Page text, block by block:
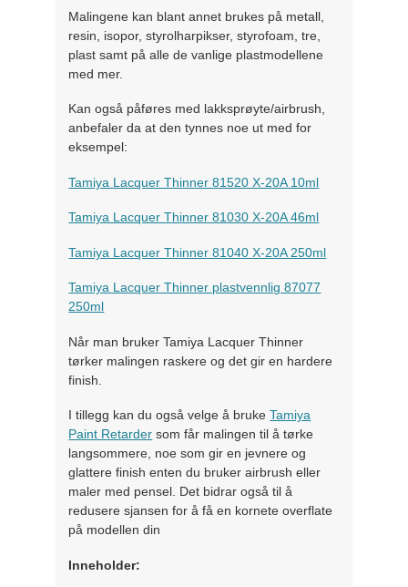
Malingene kan blant annet brukes på metall,
resin, isopor, styrolharpikser, styrofoam, tre,
plast samt på alle de vanlige plastmodellene
med mer.
Kan også påføres med lakksprøyte/airbrush,
anbefaler da at den tynnes noe ut med for
eksempel:
Tamiya Lacquer Thinner 81520 X-20A 10ml
Tamiya Lacquer Thinner 81030 X-20A 46ml
Tamiya Lacquer Thinner 81040 X-20A 250ml
Tamiya Lacquer Thinner plastvennlig 87077
250ml
Når man bruker Tamiya Lacquer Thinner
tørker malingen raskere og det gir en hardere
finish.
I tillegg kan du også velge å brukeTamiya
Paint Retarder som får malingen til å tørke
langsommere, noe som gir en jevnere og
glattere finish enten du bruker airbrush eller
maler med pensel. Det bidrar også til å
redusere sjansen for å få en kornete overflate
på modellen din
Inneholder: